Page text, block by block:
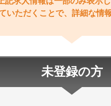
いただくことで、詳細な情
未登録の方